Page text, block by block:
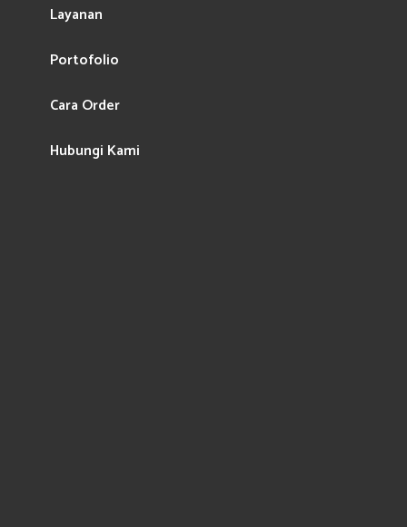
Layanan
Portofolio
Cara Order
Hubungi Kami